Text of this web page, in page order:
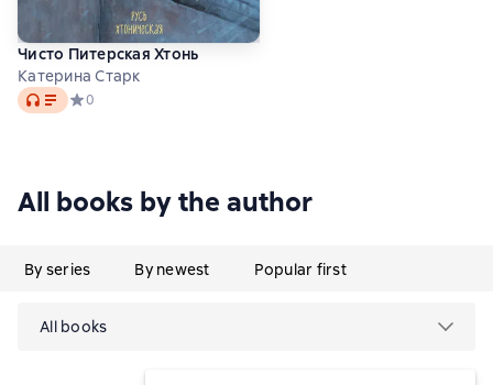
Чисто Питерская Хтонь
Катерина Старк
Audio Средний рейтинг 0 на основе 0 оценок
0
All books by the author
By series By newest Popular first
All books